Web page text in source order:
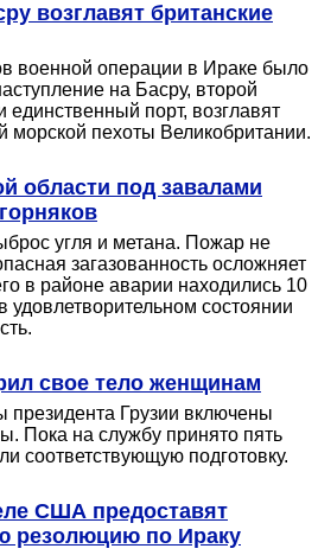
возглавят британские
военной операции в Ираке было
на Басру, второй
единственный порт, возглавят
морской пехоты Великобритании.
области под завалами
угля и метана. Пожар не
загазованность осложняет
в районе аварии находились 10
удовлетворительном состоянии
свое тело женщинам
президента Грузии включены
Пока на службу принято пять
соответствующую подготовку.
США предоставят
резолюцию по Ираку